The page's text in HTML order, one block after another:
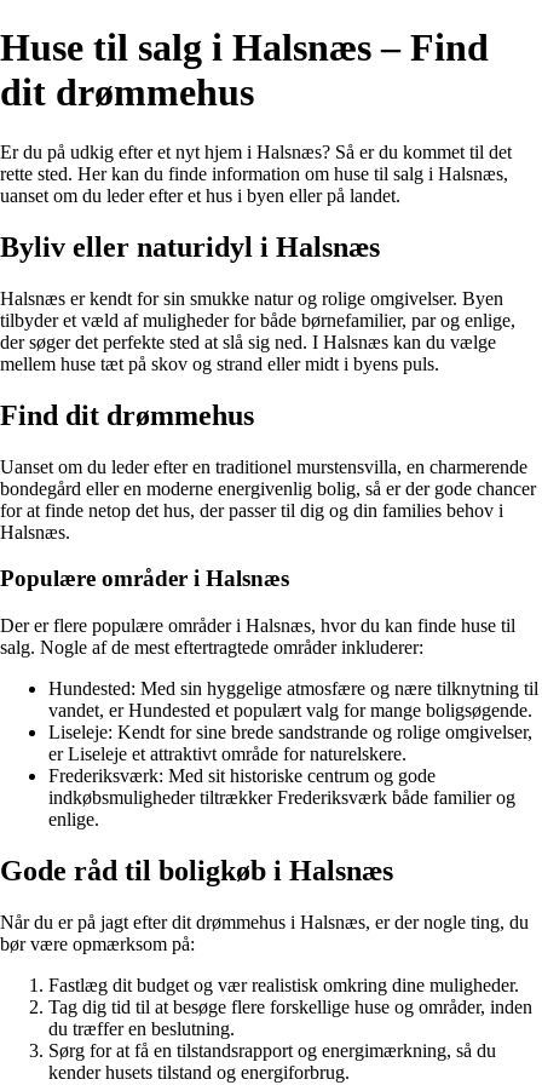
Huse til salg i Halsnæs – Find
dit drømmehus
Er du på udkig efter et nyt hjem i Halsnæs? Så er du kommet til det
rette sted. Her kan du finde information om huse til salg i Halsnæs,
uanset om du leder efter et hus i byen eller på landet.
Byliv eller naturidyl i Halsnæs
Halsnæs er kendt for sin smukke natur og rolige omgivelser. Byen
tilbyder et væld af muligheder for både børnefamilier, par og enlige,
der søger det perfekte sted at slå sig ned. I Halsnæs kan du vælge
mellem huse tæt på skov og strand eller midt i byens puls.
Find dit drømmehus
Uanset om du leder efter en traditionel murstensvilla, en charmerende
bondegård eller en moderne energivenlig bolig, så er der gode chancer
for at finde netop det hus, der passer til dig og din families behov i
Halsnæs.
Populære områder i Halsnæs
Der er flere populære områder i Halsnæs, hvor du kan finde huse til
salg. Nogle af de mest eftertragtede områder inkluderer:
Hundested: Med sin hyggelige atmosfære og nære tilknytning til
vandet, er Hundested et populært valg for mange boligsøgende.
Liseleje: Kendt for sine brede sandstrande og rolige omgivelser,
er Liseleje et attraktivt område for naturelskere.
Frederiksværk: Med sit historiske centrum og gode
indkøbsmuligheder tiltrækker Frederiksværk både familier og
enlige.
Gode råd til boligkøb i Halsnæs
Når du er på jagt efter dit drømmehus i Halsnæs, er der nogle ting, du
bør være opmærksom på:
Fastlæg dit budget og vær realistisk omkring dine muligheder.
Tag dig tid til at besøge flere forskellige huse og områder, inden
du træffer en beslutning.
Sørg for at få en tilstandsrapport og energimærkning, så du
kender husets tilstand og energiforbrug.